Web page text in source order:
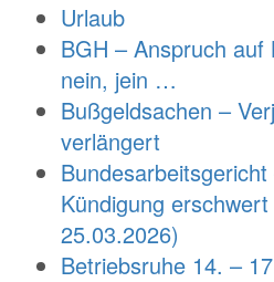
Urlaub
BGH – Anspruch auf
nein, jein …
Bußgeldsachen –
verlängert
Kündigung
25.03.2026)
Betriebsruhe 14. –